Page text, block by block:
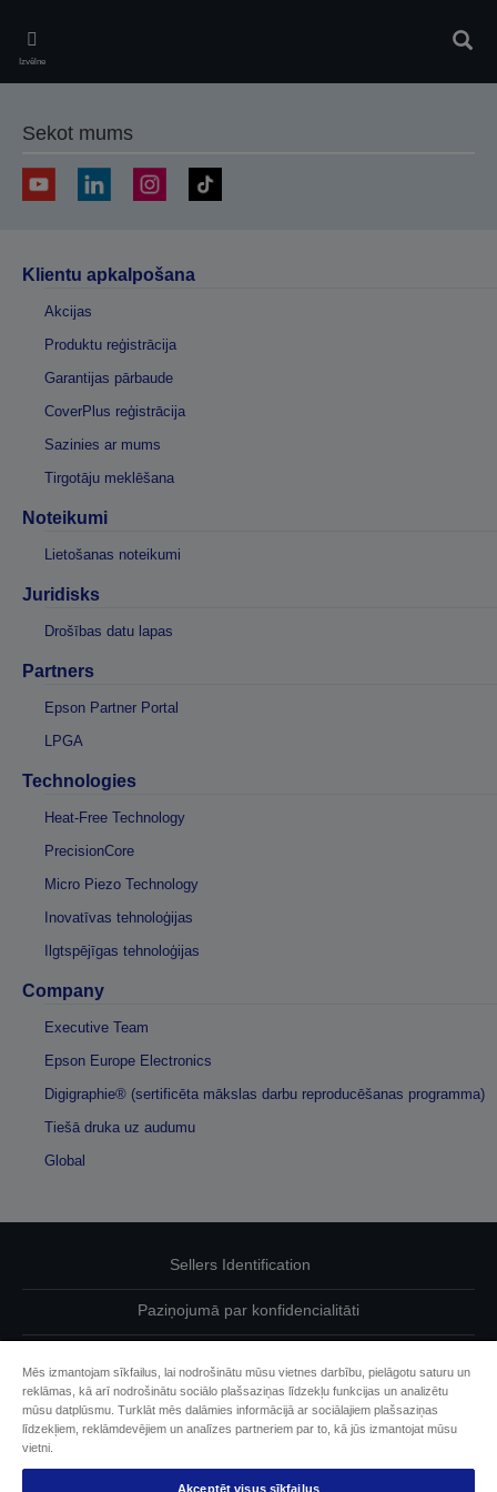
main
content
Izvēlne
Sekot mums
Klientu apkalpošana
Akcijas
Produktu reģistrācija
Garantijas pārbaude
CoverPlus reģistrācija
Sazinies ar mums
Tirgotāju meklēšana
Noteikumi
Lietošanas noteikumi
Juridisks
Drošības datu lapas
Partners
Epson Partner Portal
LPGA
Technologies
Heat-Free Technology
PrecisionCore
Micro Piezo Technology
Inovatīvas tehnoloģijas
Ilgtspējīgas tehnoloģijas
Company
Executive Team
Epson Europe Electronics
Digigraphie® (sertificēta mākslas darbu reproducēšanas programma)
Tiešā druka uz audumu
Global
Sellers Identification
Paziņojumā par konfidencialitāti
Sazinieties ar mums par saviem datiem
Mēs izmantojam sīkfailus, lai nodrošinātu mūsu vietnes darbību, pielāgotu saturu un
reklāmas, kā arī nodrošinātu sociālo plašsaziņas līdzekļu funkcijas un analizētu
mūsu datplūsmu. Turklāt mēs dalāmies informācijā ar sociālajiem plašsaziņas
līdzekļiem, reklāmdevējiem un analīzes partneriem par to, kā jūs izmantojat mūsu
vietni.
Akceptēt visus sīkfailus